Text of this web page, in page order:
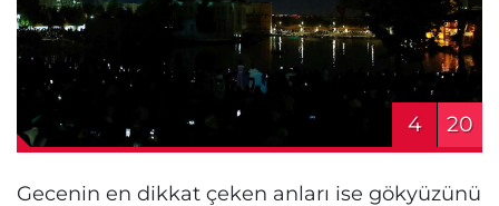
4 20
Gecenin en dikkat çeken anları ise gökyüzünü